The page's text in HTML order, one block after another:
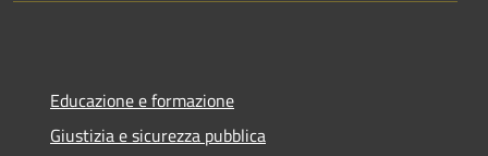
Educazione e formazione
Giustizia e sicurezza pubblica